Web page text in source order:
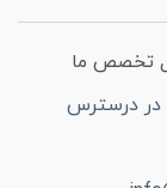
تخصص ما
همیشه در درسترس